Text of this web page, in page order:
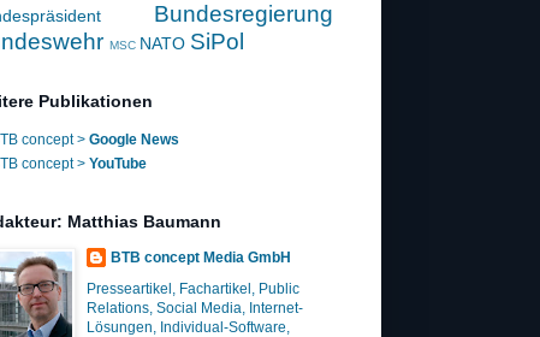
Bundesregierung
MSC NATO SiPol
Publikationen
concept > Google News
concept > YouTube
Matthias Baumann
BTB concept Media GmbH
Presseartikel, Fachartikel, Public
Relations, Social Media, Internet-
Lösungen, Individual-Software,